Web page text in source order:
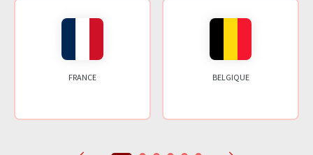
FRANCE BELGIQUE